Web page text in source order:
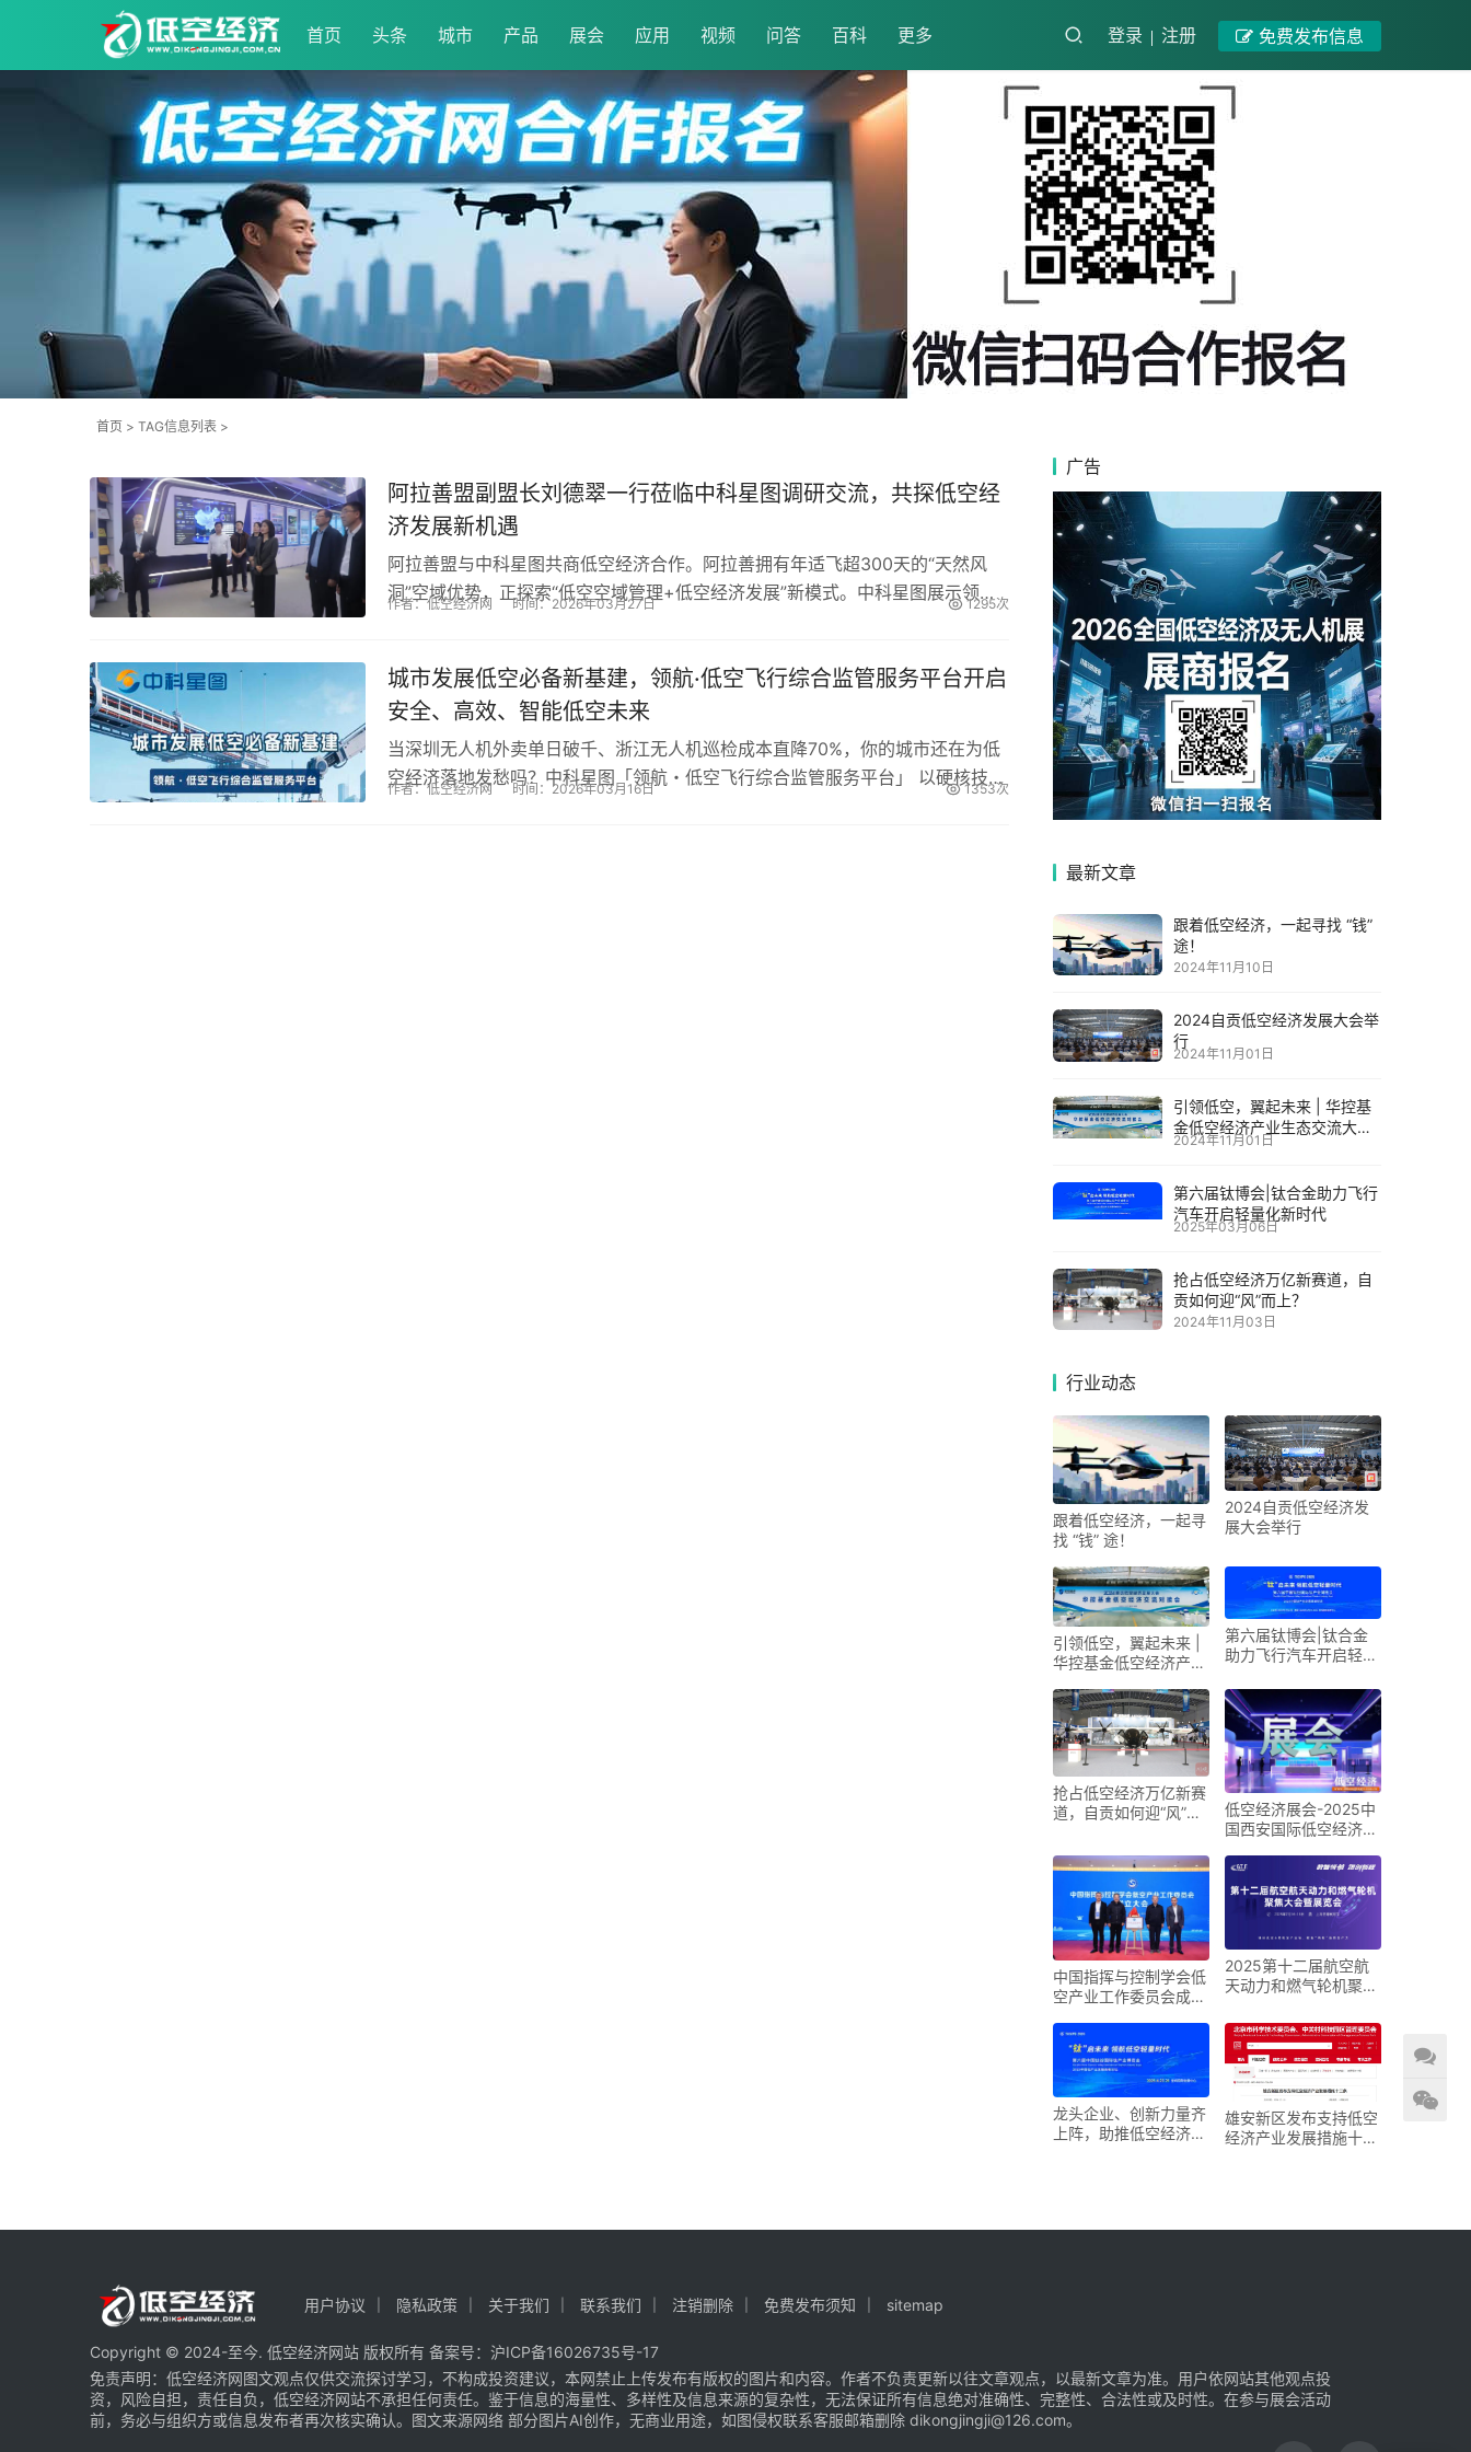
首页 头条 城市 产品 展会 应用 视频 问答 百科 更多 登录 注册 免费发布信息
首页 > TAG信息列表 >
阿拉善盟副盟长刘德翠一行莅临中科星图调研交流，共探低空经
济发展新机遇
阿拉善盟与中科星图共商低空经济合作。阿拉善拥有年适飞超300天的“天然风
洞”空域优势，正探索“低空空域管理+低空经济发展”新模式。中科星图展示领航·
体...
作者：低空经济网 时间：2026年03月27日 1295次
城市发展低空必备新基建，领航·低空飞行综合监管服务平台开启
安全、高效、智能低空未来
当深圳无人机外卖单日破千、浙江无人机巡检成本直降70%，你的城市还在为低
空经济落地发愁吗？中科星图「领航・低空飞行综合监管服务平台」 以硬核技术
作者：低空经济网 时间：2026年03月16日 1353次
广告
最新文章
跟着低空经济，一起寻找 “钱”
途！
2024年11月10日
2024自贡低空经济发展大会举
行
2024年11月01日
引领低空，翼起未来 | 华控基
金低空经济产业生态交流大会
召开
2024年11月01日
第六届钛博会|钛合金助力飞行
汽车开启轻量化新时代
2025年03月06日
抢占低空经济万亿新赛道，自
贡如何迎“风”而上？
2024年11月03日
行业动态
跟着低空经济，一起寻
找 “钱” 途！
2024自贡低空经济发
展大会举行
引领低空，翼起未来 |
华控基金低空经济产业
第六届钛博会|钛合金
助力飞行汽车开启轻量
抢占低空经济万亿新赛
道，自贡如何迎“风”而
低空经济展会-2025中
国西安国际低空经济展
中国指挥与控制学会低
空产业工作委员会成立
2025第十二届航空航
天动力和燃气轮机聚焦
龙头企业、创新力量齐
上阵，助推低空经济进
雄安新区发布支持低空
经济产业发展措施十二
用户协议 隐私政策 关于我们 联系我们 注销删除 免费发布须知 sitemap
Copyright © 2024-至今. 低空经济网站 版权所有 备案号： 沪ICP备16026735号-17
免责声明：低空经济网图文观点仅供交流探讨学习，不构成投资建议，本网禁止上传发布有版权的图片和内容。作者不负责更新以往文章观点，以最新文章为准。用户依网站其他观点投
资，风险自担，责任自负，低空经济网站不承担任何责任。鉴于信息的海量性、多样性及信息来源的复杂性，无法保证所有信息绝对准确性、完整性、合法性或及时性。在参与展会活动
前，务必与组织方或信息发布者再次核实确认。图文来源网络 部分图片AI创作，无商业用途，如图侵权联系客服邮箱删除 dikongjingji@126.com。